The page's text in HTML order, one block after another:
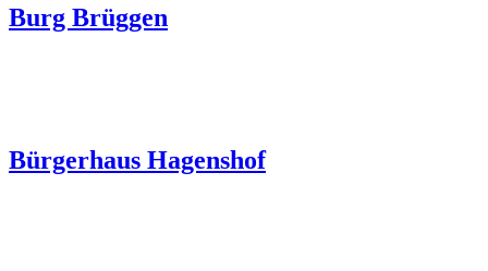
Burg Brüggen
Bürgerhaus Hagenshof